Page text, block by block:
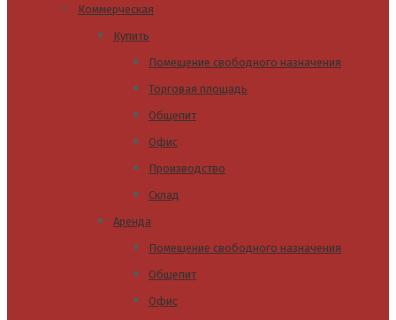
Коммерческая
Купить
Помещение свободного назначения
Торговая площадь
Общепит
Офис
Производство
Склад
Аренда
Помещение свободного назначения
Общепит
Офис